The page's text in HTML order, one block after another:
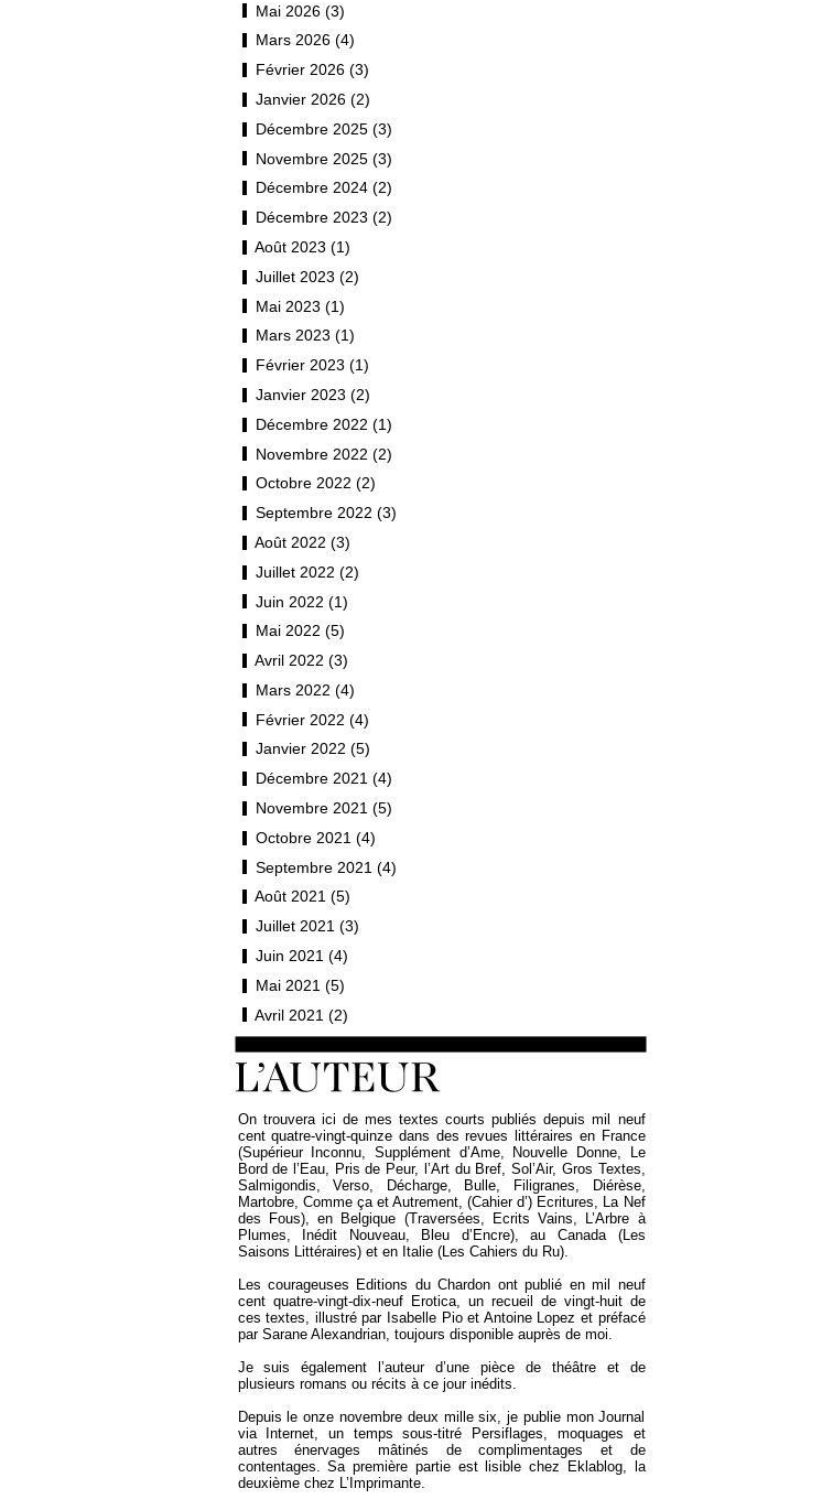
Mai 2026 (3)
Mars 2026 (4)
Février 2026 (3)
Janvier 2026 (2)
Décembre 2025 (3)
Novembre 2025 (3)
Décembre 2024 (2)
Décembre 2023 (2)
Août 2023 (1)
Juillet 2023 (2)
Mai 2023 (1)
Mars 2023 (1)
Février 2023 (1)
Janvier 2023 (2)
Décembre 2022 (1)
Novembre 2022 (2)
Octobre 2022 (2)
Septembre 2022 (3)
Août 2022 (3)
Juillet 2022 (2)
Juin 2022 (1)
Mai 2022 (5)
Avril 2022 (3)
Mars 2022 (4)
Février 2022 (4)
Janvier 2022 (5)
Décembre 2021 (4)
Novembre 2021 (5)
Octobre 2021 (4)
Septembre 2021 (4)
Août 2021 (5)
Juillet 2021 (3)
Juin 2021 (4)
Mai 2021 (5)
Avril 2021 (2)
On trouvera ici de mes textes courts publiés depuis mil neuf
cent quatre-vingt-quinze dans des revues littéraires en France
(Supérieur Inconnu, Supplément d’Ame, Nouvelle Donne, Le
Bord de l’Eau, Pris de Peur, l’Art du Bref, Sol’Air, Gros Textes,
Salmigondis, Verso, Décharge, Bulle, Filigranes, Diérèse,
Martobre, Comme ça et Autrement, (Cahier d’) Ecritures, La Nef
des Fous), en Belgique (Traversées, Ecrits Vains, L’Arbre à
Plumes, Inédit Nouveau, Bleu d’Encre), au Canada (Les
Saisons Littéraires) et en Italie (Les Cahiers du Ru).
Les courageuses Editions du Chardon ont publié en mil neuf
cent quatre-vingt-dix-neuf Erotica, un recueil de vingt-huit de
ces textes, illustré par Isabelle Pio et Antoine Lopez et préfacé
par Sarane Alexandrian, toujours disponible auprès de moi.
Je suis également l’auteur d’une pièce de théâtre et de
plusieurs romans ou récits à ce jour inédits.
Depuis le onze novembre deux mille six, je publie mon Journal
via Internet, un temps sous-titré Persiflages, moquages et
autres énervages mâtinés de complimentages et de
contentages. Sa première partie est lisible chez Eklablog, la
deuxième chez L’Imprimante.